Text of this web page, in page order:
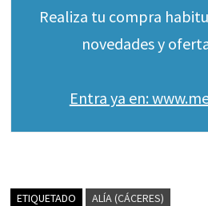
Realiza tu compra
novedades y
Entra ya en:
ETIQUETADO
ALÍA (CÁCERES)